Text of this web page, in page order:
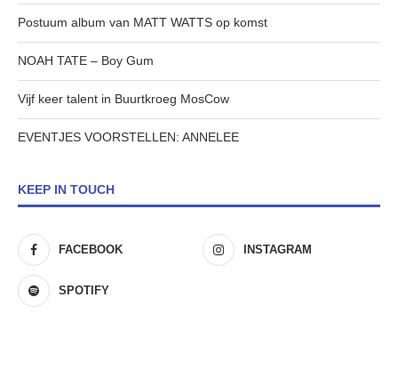
Postuum album van MATT WATTS op komst
NOAH TATE – Boy Gum
Vijf keer talent in Buurtkroeg MosCow
EVENTJES VOORSTELLEN: ANNELEE
KEEP IN TOUCH
FACEBOOK INSTAGRAM
SPOTIFY